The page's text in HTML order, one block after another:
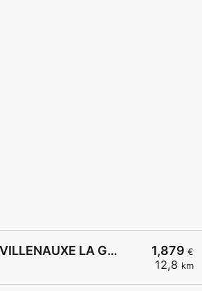
1,879 €
12,8 km
INTERMARCHE VILLENAUXE LA GRANDE